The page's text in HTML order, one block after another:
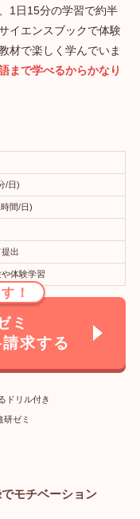
1日15分の学習で約半
イエンスブックで体験
材で楽しく学んでいま
まで学べるからかなり
/日)
間/日)
出
体験学習
！
ミ
請求する
ドリル付き
研ゼミ
モチベーション